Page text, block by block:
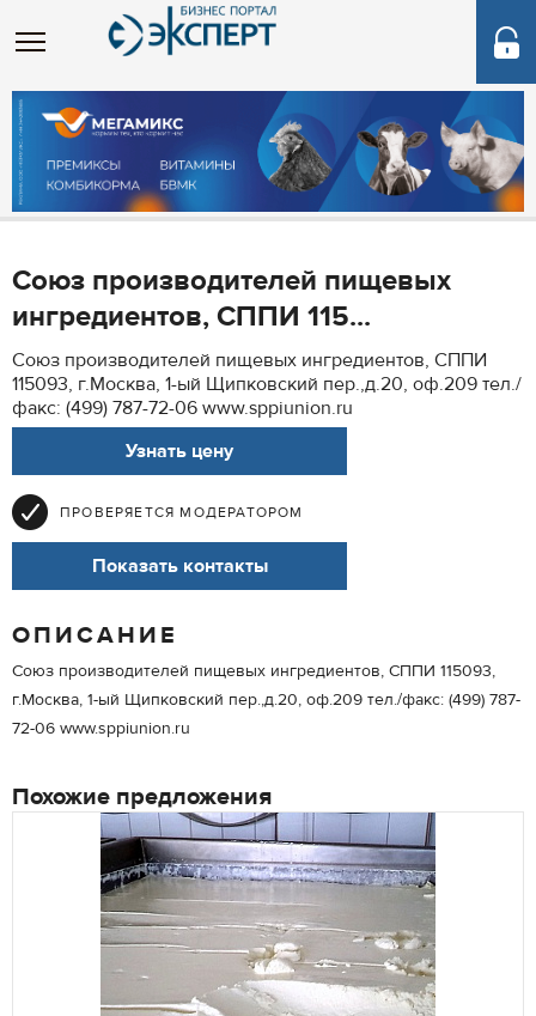
Союз производителей пищевых
ингредиентов, СППИ 115...
Союз производителей пищевых ингредиентов, СППИ
115093, г.Москва, 1-ый Щипковский пер.,д.20, оф.209 тел./
факс: (499) 787-72-06 www.sppiunion.ru
Узнать цену
ПРОВЕРЯЕТСЯ МОДЕРАТОРОМ
Показать контакты
ОПИСАНИЕ
Союз производителей пищевых ингредиентов, СППИ 115093,
г.Москва, 1-ый Щипковский пер.,д.20, оф.209 тел./факс: (499) 787-
72-06 www.sppiunion.ru
Похожие предложения